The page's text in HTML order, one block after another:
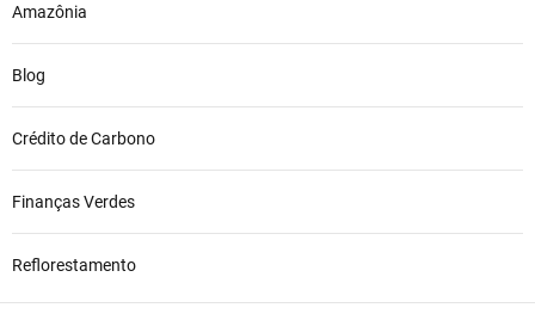
Amazônia
Blog
Crédito de Carbono
Finanças Verdes
Reflorestamento